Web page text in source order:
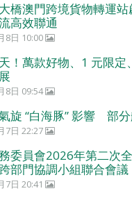
橋澳門跨境貨物轉運站
高效聯通
8日 10:00
！萬款好物、1 元限定
8日 09:54
旋 “白海豚” 影響 部
7日 22:27
委員會2026年第二次
部門協調小組聯合會議
7日 20:41